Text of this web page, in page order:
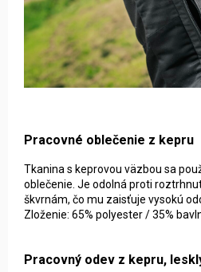
Pracovné oblečenie z kepru
Tkanina s keprovou väzbou sa
oblečenie. Je odolná proti
škvrnám, čo mu zaisťuje vysokú
Zloženie: 65% polyester / 35%
Pracovný odev z kepru,